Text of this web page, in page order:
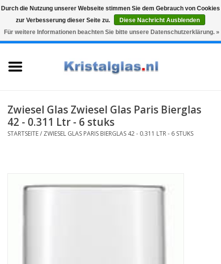
Snelle levering
Graveren
0 Artikel - €0,00
Karaffen
Glasgravur fur karaffe und
Zwiesel Glas Zwiesel Glas Paris Bierglas
42 - 0.311 Ltr - 6 stuks
STARTSEITE/ ZWIESEL GLAS PARIS BIERGLAS 42 - 0.311 LTR - 6 STUKS
Durch die Nutzung unserer Webseite stimmen Sie dem Gebrauch von Cookies
zur Verbesserung dieser Seite zu.
Diese Nachricht Ausblenden
Für weitere Informationen beachten Sie bitte unsere Datenschutzerklärung. »